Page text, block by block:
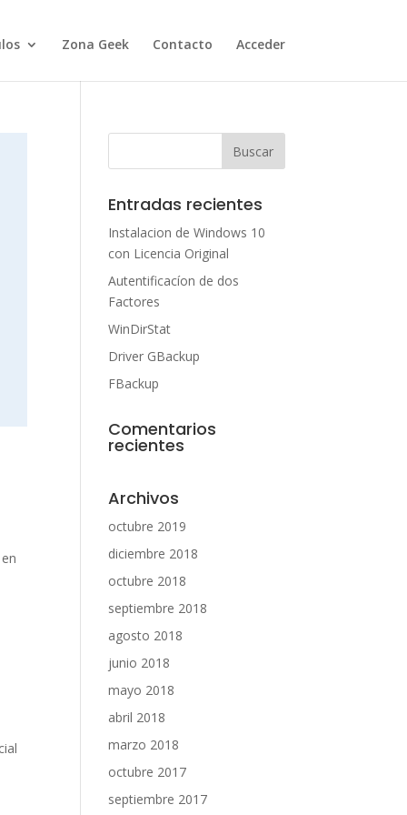
Zona Geek Contacto Acceder
Entradas recientes
Instalacion de Windows 10
con Licencia Original
Autentificacíon de dos
Factores
WinDirStat
Driver GBackup
FBackup
Comentarios
recientes
Archivos
octubre 2019
diciembre 2018
octubre 2018
septiembre 2018
agosto 2018
junio 2018
mayo 2018
abril 2018
marzo 2018
octubre 2017
septiembre 2017